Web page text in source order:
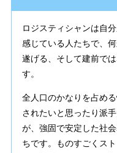
ロジスティシャンは自
感じている人たちで、
遂げる、そして建前で
す。
全人口のかなりを占め
されたいと思ったり派
が、強固で安定した社
ちです。ものすごくス